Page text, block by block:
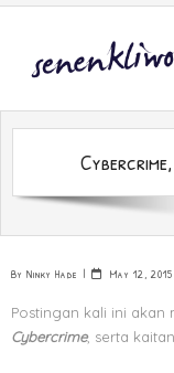
Skip
By Ninky Hade May 12, 2015
Postingan kali ini akan
Cybercrime, serta